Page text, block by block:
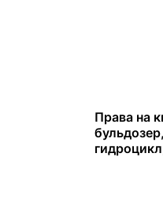
Права на